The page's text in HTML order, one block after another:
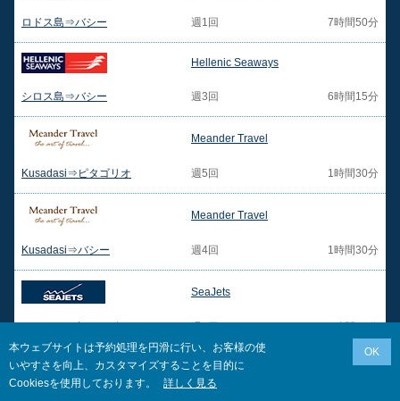
ロドス島⇒バシー 週1回 7時間50分
Hellenic Seaways
シロス島⇒バシー 週3回 6時間15分
Meander Travel
Kusadasi⇒ピタゴリオ 週5回 1時間30分
Meander Travel
Kusadasi⇒バシー 週4回 1時間30分
SeaJets
SeaJets
本ウェブサイトは予約処理を円滑に行い、お客様の使
いやすさを向上、カスタマイズすることを目的に
Cookiesを使用しております。
詳しく見る
OK